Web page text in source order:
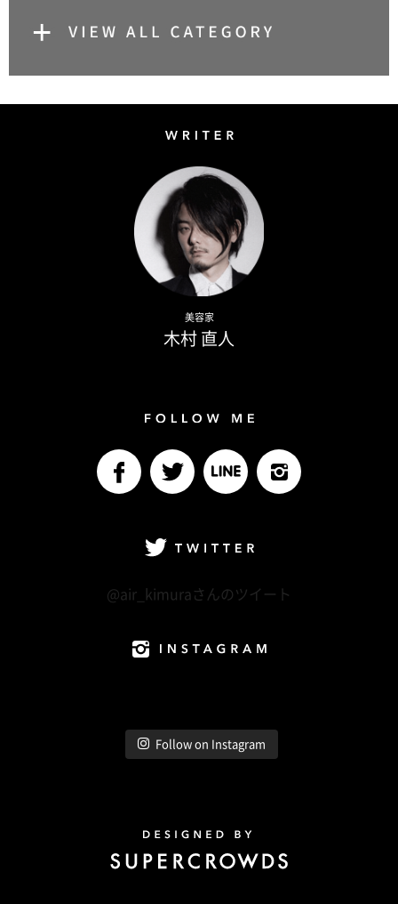
美容家
木村 直人
@air_kimuraさんのツイート
Follow on Instagram